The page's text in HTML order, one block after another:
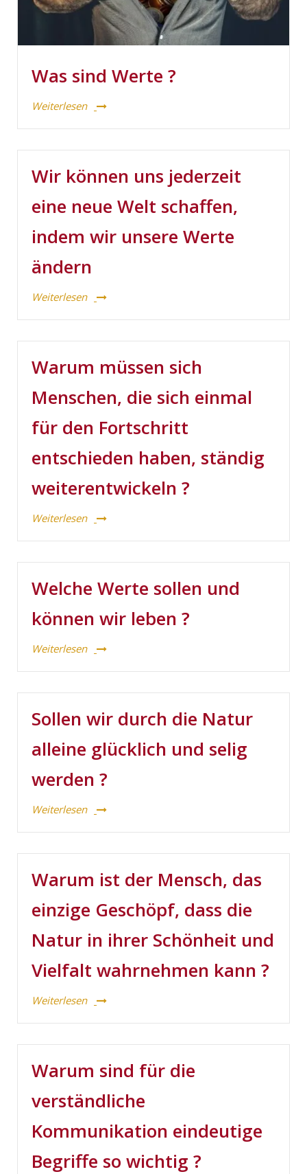
Was sind Werte ?
Weiterlesen
Wir können uns jederzeit
eine neue Welt schaffen,
indem wir unsere Werte
ändern
Weiterlesen
Warum müssen sich
Menschen, die sich einmal
für den Fortschritt
entschieden haben, ständig
weiterentwickeln ?
Weiterlesen
Welche Werte sollen und
können wir leben ?
Weiterlesen
Sollen wir durch die Natur
alleine glücklich und selig
werden ?
Weiterlesen
Warum ist der Mensch, das
einzige Geschöpf, dass die
Natur in ihrer Schönheit und
Vielfalt wahrnehmen kann ?
Weiterlesen
Warum sind für die
verständliche
Kommunikation eindeutige
Begriffe so wichtig ?